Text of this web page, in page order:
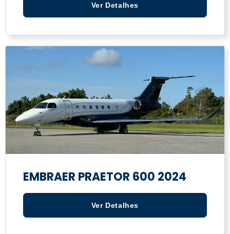
Ver Detalhes
EMBRAER PRAETOR 600 2024
Ver Detalhes